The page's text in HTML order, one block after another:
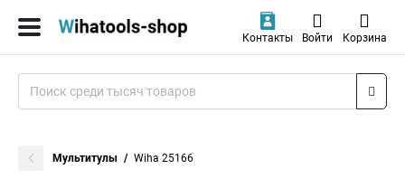
Контакты Войти Корзина
Мультитулы Wiha 25166